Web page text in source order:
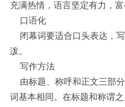
充满热情，语言坚定有力，富
口语化
闭幕词要适合口头表达，
泼。
写作方法
由标题、称呼和正文三部
词基本相同。在标题和称谓